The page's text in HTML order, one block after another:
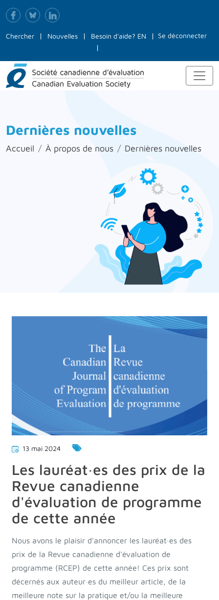
Chercher Nouvelles Besoin d'aide? EN Se déconnecter
Dernières nouvelles
Accueil À propos de nous Dernières nouvelles
13 mai 2024
Les lauréat·es des prix de la
Revue canadienne
d'évaluation de programme
de cette année
Nous avons le plaisir d'annoncer les lauréat·es des
prix de la Revue canadienne d'évaluation de
programme (RCEP) de cette année! Ces prix sont
décernés aux auteur∙es du meilleur article, de la
meilleure note sur la pratique et/ou la meilleure